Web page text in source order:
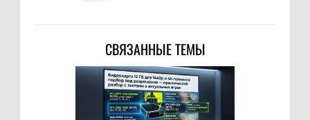
СВЯЗАННЫЕ ТЕМЫ